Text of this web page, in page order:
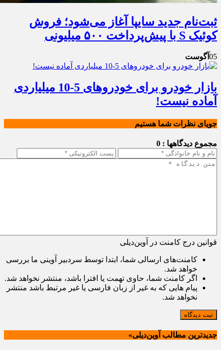
ثبت‌نام جدید سایپا آغاز می‌شود؛ فروش
کوئیک S با پیش‌پرداخت ۵۰۰ میلیونی
05آگوست
بازار خودرو برای خودروهای 5-10 میلیاردی
آماده نیست!
جویای نظرات شما هستیم
مجموع دیدگاهها : 0
قوانین درج کامنت در آوین‌دیلی
کامنت‌های ارسالی شما، ابتدا توسط سردبیر آوینی ما بررسی
خواهد شد.
اگر کامنت شما، حاوی تهمت یا افترا باشد، منتشر نخواهد شد.
پیام هایی که به غیر از زبان فارسی یا غیر مرتبط باشد منتشر
نخواهد شد.
ثبت دیدگاه
جدیدترین مطالب آوین‌دیلی»